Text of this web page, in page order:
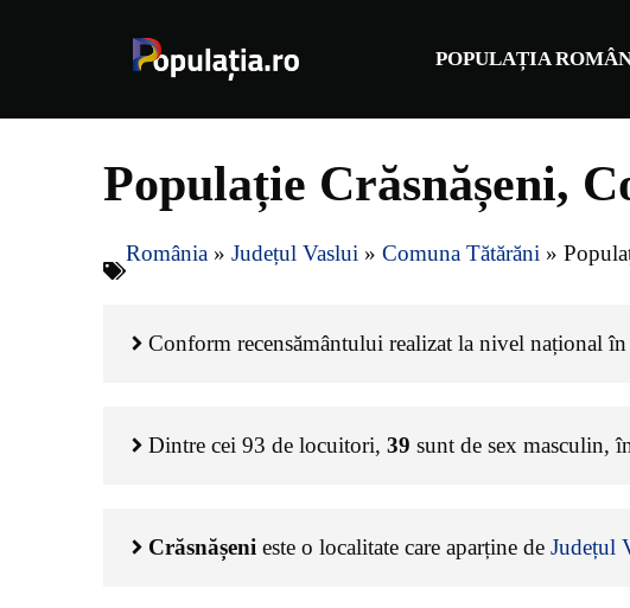
POPULAȚIA
Populație Crăsnășeni,
România » Județul Vaslui » Comuna Tătărăni »
Conform recensământului realizat la nivel național
Dintre cei 93 de locuitori, 39 sunt de sex masculin,
Crăsnășeni este o localitate care aparține de Județul